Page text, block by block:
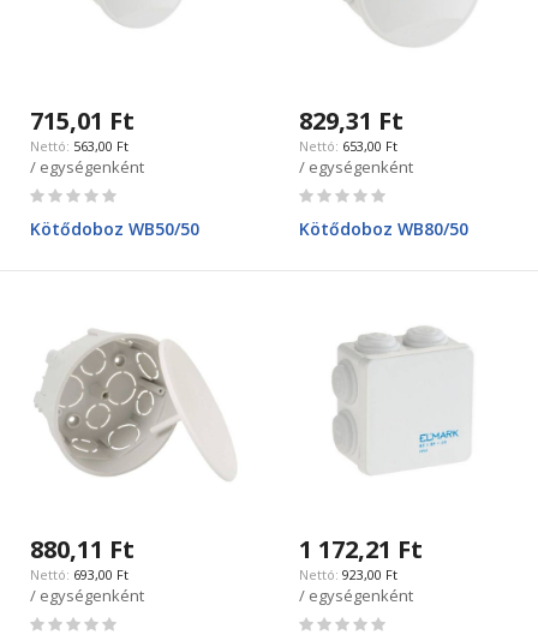
715,01 Ft
563,00 Ft
/ egységenként
Rating:
Kötődoboz WB50/50
829,31 Ft
653,00 Ft
/ egységenként
Rating:
Kötődoboz WB80/50
880,11 Ft
693,00 Ft
/ egységenként
Rating:
1 172,21 Ft
923,00 Ft
/ egységenként
Rating: